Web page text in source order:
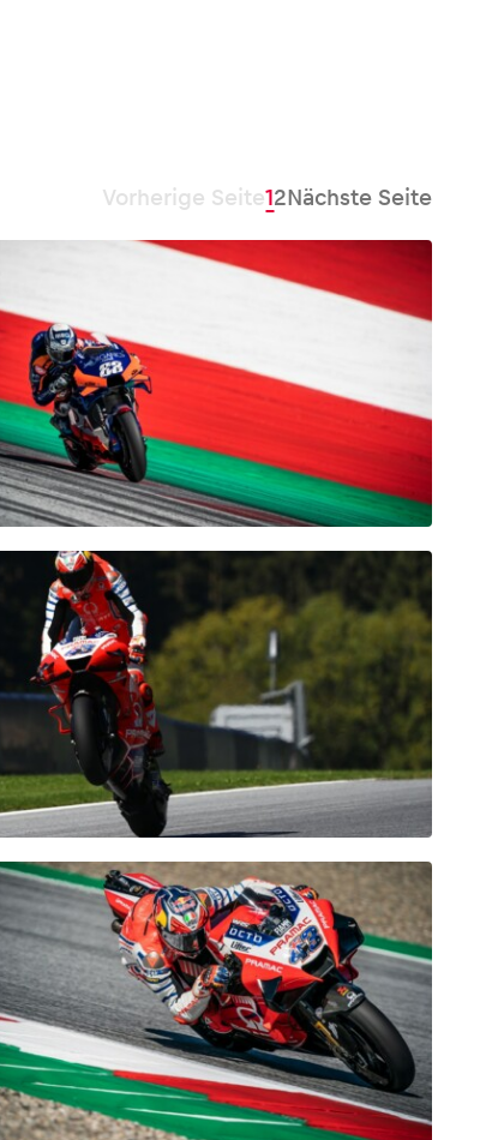
Vorherige Seite12Nächste Seite